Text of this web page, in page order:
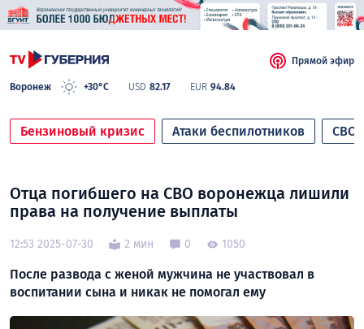
Воронеж +30°C USD 82.17 EUR 94.84
Прямой эфир
Бензиновый кризис Атаки беспилотников СВО
Отца погибшего на СВО воронежца лишили
права на получение выплаты
12:53 2025-07-30 2 мин 0 1050
После развода с женой мужчина не участвовал в
воспитании сына и никак не помогал ему